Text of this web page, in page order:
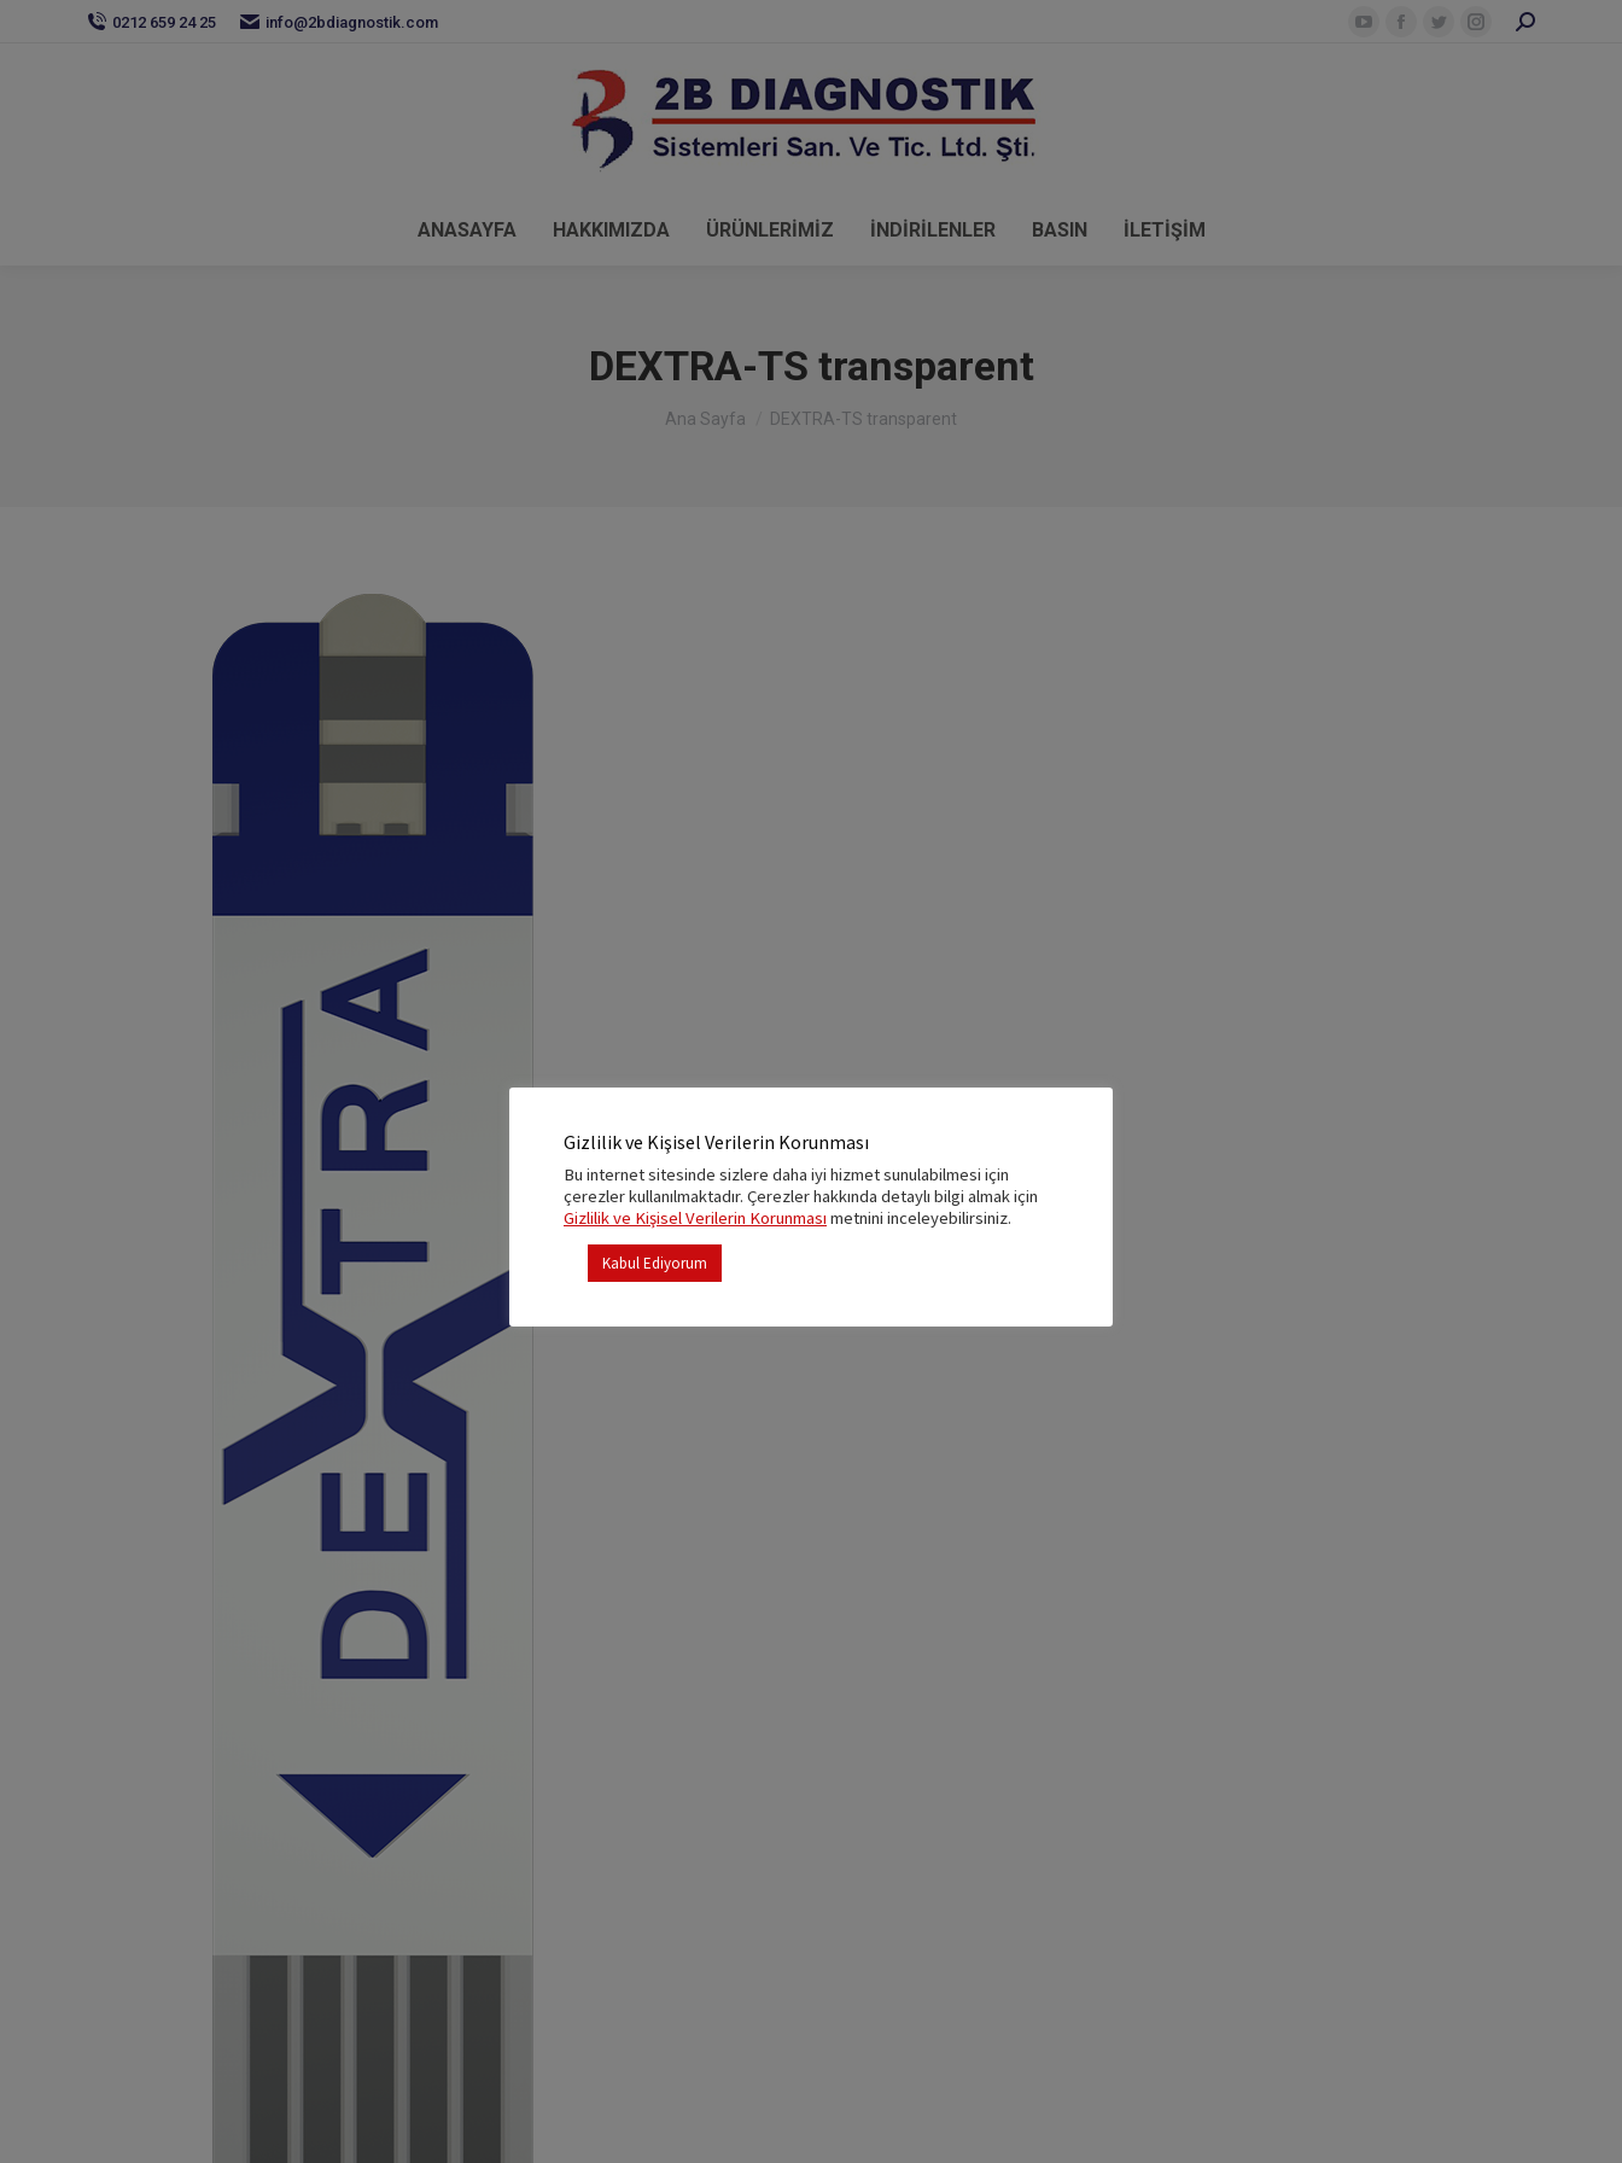
0212 659 24 25 info@2bdiagnostik.com
YouTubeFacebook
TwitterInstagram
Search:
ANASAYFA HAKKIMIZDA ÜRÜNLERİMİZ İNDİRİLENLER BASIN İLETİŞİM
DEXTRA-TS transparent
You are here:
Ana Sayfa DEXTRA-TS transparent
Gizlilik ve Kişisel Verilerin Korunması
Bu internet sitesinde sizlere daha iyi hizmet sunulabilmesi için
çerezler kullanılmaktadır. Çerezler hakkında detaylı bilgi almak için
Gizlilik ve Kişisel Verilerin Korunması metnini inceleyebilirsiniz.
Kabul Ediyorum